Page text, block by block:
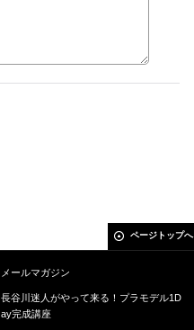
ページトップへ
メールマガジン
長谷川迷人がやって来る！プラモデル1D
ay完成講座